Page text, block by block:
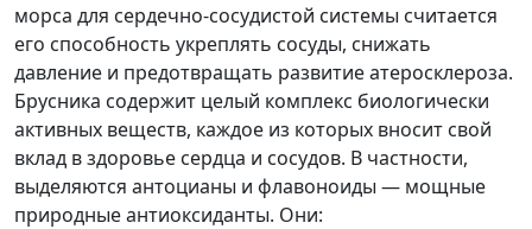
морса для сердечно-сосудистой системы считается
его способность укреплять сосуды, снижать
давление и предотвращать развитие атеросклероза.
Брусника содержит целый комплекс биологически
активных веществ, каждое из которых вносит свой
вклад в здоровье сердца и сосудов. В частности,
выделяются антоцианы и флавоноиды — мощные
природные антиоксиданты. Они: